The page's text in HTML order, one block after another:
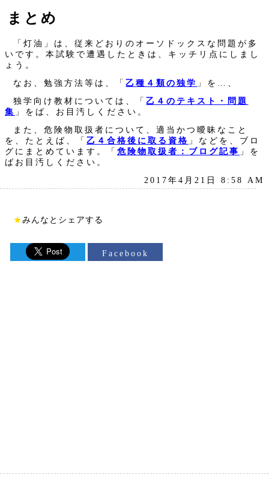
まとめ
「灯油」は、従来どおりのオーソドックスな問題が多
いです。本試験で遭遇したときは、キッチリ点にしまし
ょう。
なお、勉強方法等は、「乙種４類の独学 」を…、
独学向け教材については、「乙４のテキスト・問題
集 」をば、お目汚しください。
また、危険物取扱者について、適当かつ曖昧なこと
を、たとえば、「 乙４合格後に取る資格 」などを、ブロ
グにまとめています。「 危険物取扱者：ブログ記事 」を
ばお目汚しください。
2017年4月21日 8:58 AM
★みんなとシェアする
Facebook